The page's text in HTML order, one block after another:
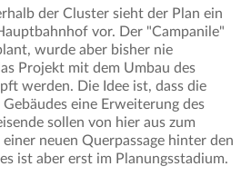
der Cluster sieht der Plan ein
vor. Der "Campanile"
wurde aber bisher nie
Projekt mit dem Umbau des
werden. Die Idee ist, dass die
eine Erweiterung des
sollen von hier aus zum
neuen Querpassage hinter den
ist aber erst im Planungsstadium.